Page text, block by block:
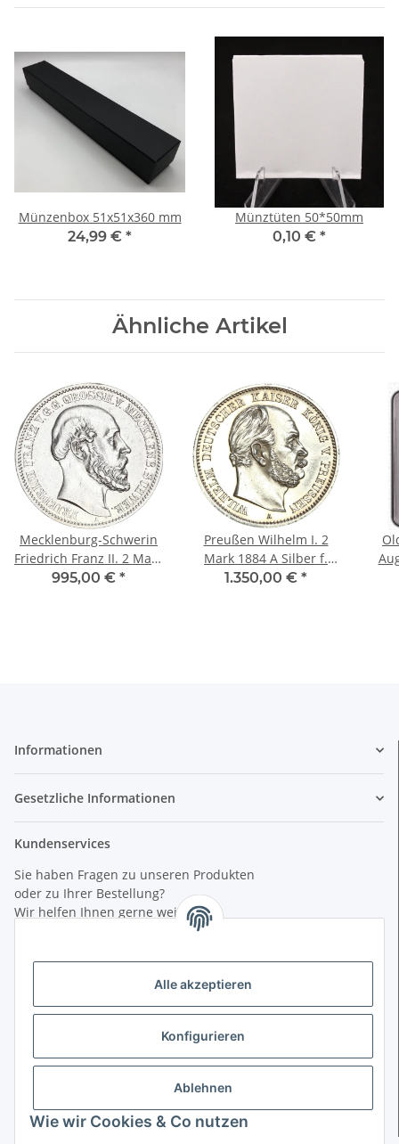
Alle akzeptieren
Konfigurieren
Ablehnen
Wie wir Cookies & Co nutzen
Münzenbox 51x51x360 mm
24,99 € *
Münztüten 50*50mm
0,10 € *
Ähnliche Artikel
Mecklenburg-Schwerin
Friedrich Franz II. 2 Mark
1876 A Silber f. vz Jäger
995,00 € *
Preußen Wilhelm I. 2
Mark 1884 A Silber f.
stgl. Jäger 96
1.350,00 € *
Informationen
Gesetzliche Informationen
Kundenservices
Sie haben Fragen zu unseren Produkten
oder zu Ihrer Bestellung?
Wir helfen Ihnen gerne weiter.
Mittwochs:
10:00 - 12:00 / 15:00 - 18:00
Freitags:
+49(0)5971-4010900
48431 Rheine